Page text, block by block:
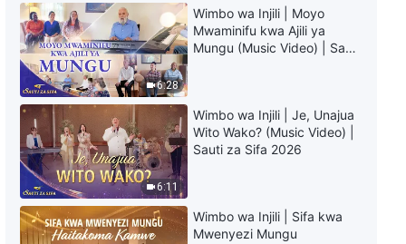
11:35
13:17
Maneno ya Mungu ya Kila Siku:
Kufunua Mawazo ya Kidini |
Dondoo 294
10:50
Maneno ya Mungu ya Kila Siku:
Kufunua Mawazo ya Kidini |
Dondoo 295
6:28
Wimbo wa Injili | Moyo
Mwaminifu kwa Ajili ya
Mungu (Music Video) | Sauti
6:11
Wimbo wa Injili | Je, Unajua
Wito Wako? (Music Video) |
Sauti za Sifa 2026
Wimbo wa Injili | Sifa kwa
Mwenyezi Mungu